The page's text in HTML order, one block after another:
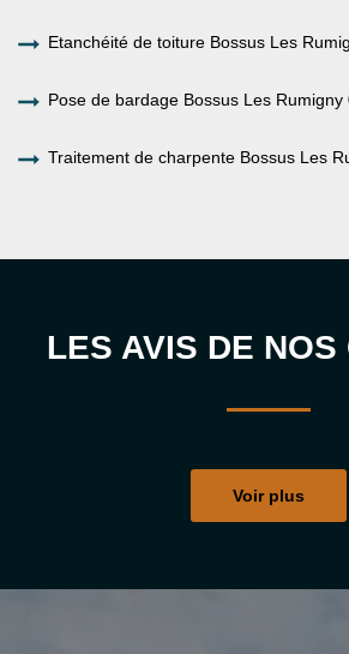
Etanchéité de toiture Bossus Les
Pose de bardage Bossus Les Rumigny
Traitement de charpente Bossus Les
LES AVIS DE NOS
Voir plus